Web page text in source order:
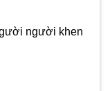
người khen